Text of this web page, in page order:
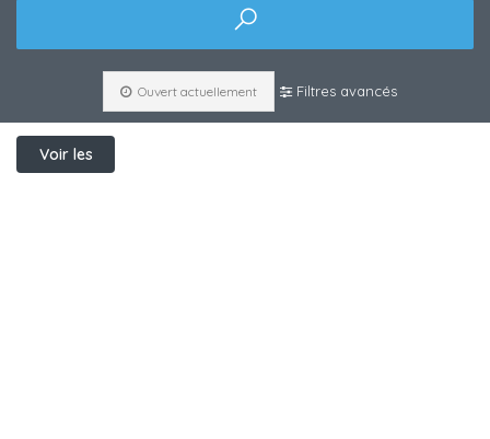
Ouvert actuellement Filtres avancés
Voir les